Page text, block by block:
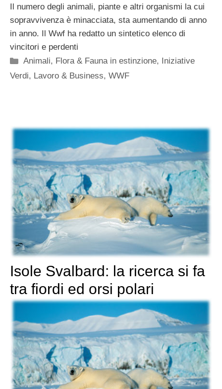
Il numero degli animali, piante e altri organismi la cui
sopravvivenza è minacciata, sta aumentando di anno
in anno. Il Wwf ha redatto un sintetico elenco di
vincitori e perdenti
Categorie
Animali, Flora & Fauna in estinzione,
Iniziative
Verdi, Lavoro & Business, WWF
Isole Svalbard: la ricerca si fa
tra fiordi ed orsi polari